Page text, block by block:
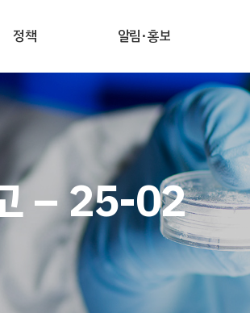
정책 알림·홍보
– 25-02